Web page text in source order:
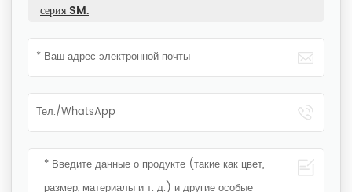
серия SM.